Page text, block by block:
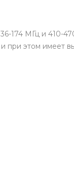
174 МГц и 410-
при этом имеет